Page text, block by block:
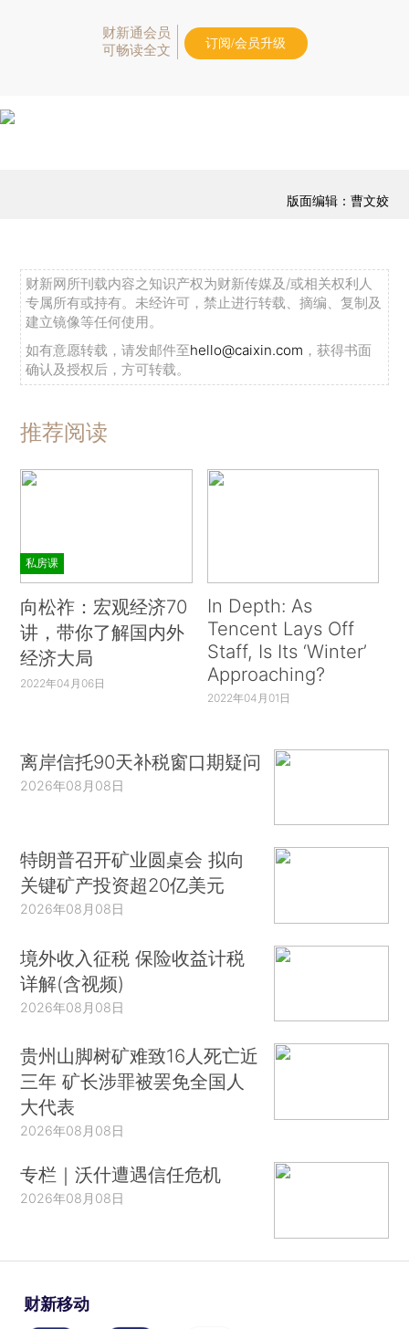
财新通会员
可畅读全文
订阅/会员升级
版面编辑：曹文姣
财新网所刊载内容之知识产权为财新传媒及/或相关权利人
专属所有或持有。未经许可，禁止进行转载、摘编、复制及
建立镜像等任何使用。
如有意愿转载，请发邮件至hello@caixin.com ，获得书面
确认及授权后，方可转载。
推荐阅读
私房课
向松祚：宏观经济70
讲，带你了解国内外
经济大局
2022年04月06日
In Depth: As
Tencent Lays Off
Staff, Is Its ‘Winter’
Approaching?
2022年04月01日
离岸信托90天补税窗口期疑问
2026年08月08日
特朗普召开矿业圆桌会 拟向
关键矿产投资超20亿美元
2026年08月08日
境外收入征税 保险收益计税
详解(含视频)
2026年08月08日
贵州山脚树矿难致16人死亡近
三年 矿长涉罪被罢免全国人
大代表
2026年08月08日
专栏｜沃什遭遇信任危机
2026年08月08日
财新移动